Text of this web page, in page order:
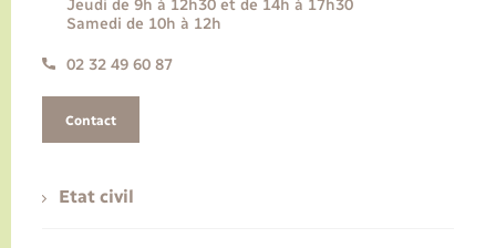
Jeudi de 9h à 12h30 et de 14h à 17h30
Samedi de 10h à 12h
02 32 49 60 87
Contact
Etat civil